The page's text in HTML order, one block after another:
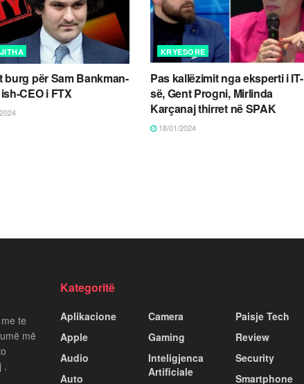
burg për Sam Bankman-
CEO i FTX
KRYESORE
Pas kallëzimit nga eksperti i IT-
së, Gent Progni, Mirlinda
Karçanaj thirret në SPAK
18/01/2024
te
më
.
Kategoritë
Aplikacione
Apple
Audio
Auto
Camera
Gaming
Inteligjenca
Artificiale
Paisje Tech
Review
Security
Smartphone